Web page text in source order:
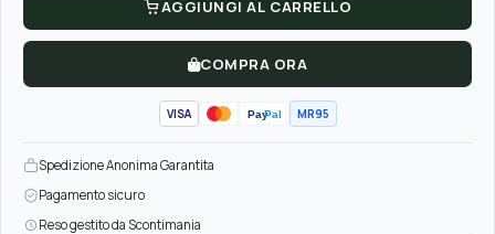
AGGIUNGI AL CARRELLO
COMPRA ORA
VISA PayPal MR95
Spedizione Anonima Garantita
Pagamento sicuro
Reso gestito da Scontimania